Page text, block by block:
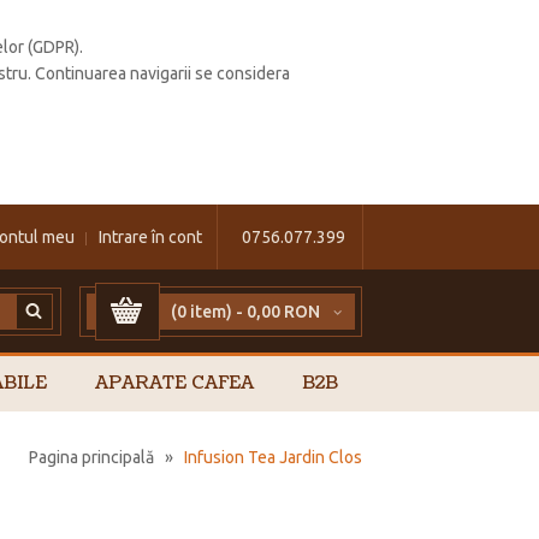
(GDPR).
Continuarea navigarii se considera
0756.077.399
meu Intrare în cont
(0 item) - 0,00 RON
APARATE CAFEA B2B
Pagina principală » Infusion Tea Jardin Clos